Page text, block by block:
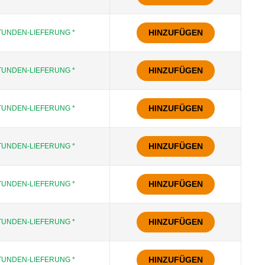
LIEFERUNG * HINZUFÜGEN
LIEFERUNG * HINZUFÜGEN
LIEFERUNG * HINZUFÜGEN
LIEFERUNG * HINZUFÜGEN
LIEFERUNG * HINZUFÜGEN
LIEFERUNG * HINZUFÜGEN
LIEFERUNG * HINZUFÜGEN